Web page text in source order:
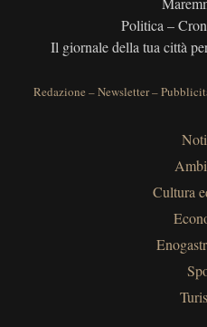
Politica –
Il giornale della tua città
Redazione –Newsletter–
Cultura